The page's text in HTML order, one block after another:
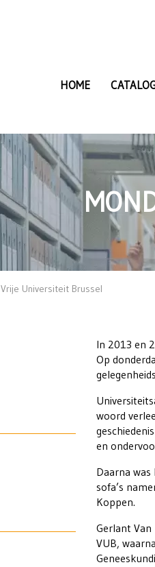
HOME
Vrije Universiteit Brussel
In 2013 en
Op
woord
en
Daarna
sofa’s
Koppen.
Gerlant
VUB,